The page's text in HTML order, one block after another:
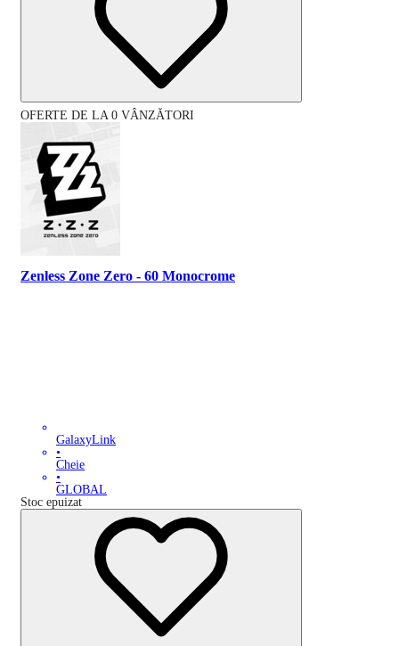
OFERTE DE LA 0 VÂNZĂTORI
Zenless Zone Zero - 60 Monocrome
GalaxyLink
•
Cheie
•
GLOBAL
Stoc epuizat